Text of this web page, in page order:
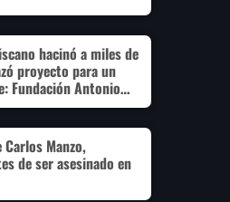
hacinó a miles de
proyecto para un
Fundación Antonio
Manzo,
de ser asesinado en